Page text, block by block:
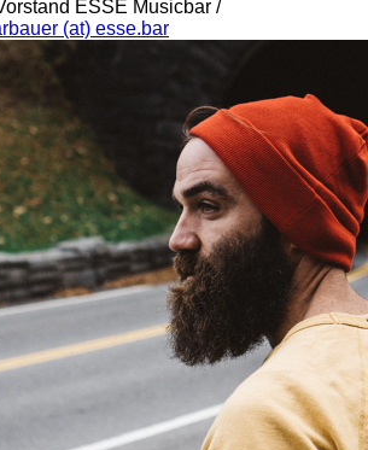
ESSE Musicbar /
(at) esse.bar